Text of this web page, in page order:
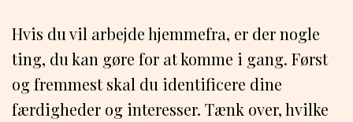
Hvis du vil arbejde hjemmefra, er der nogle
ting, du kan gøre for at komme i gang. Først
og fremmest skal du identificere dine
færdigheder og interesser. Tænk over, hvilke